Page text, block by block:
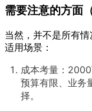
需要注意的方面
当然，并不是所有
适用场景：
成本考量：
预算有限、业务
择。